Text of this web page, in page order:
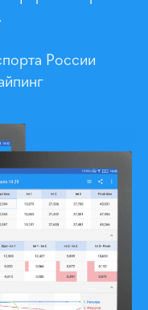
России